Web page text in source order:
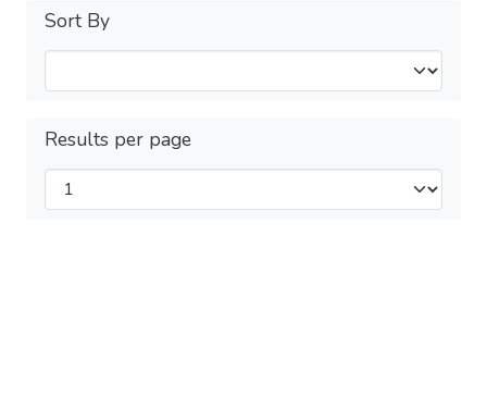
Sort By
Results per page